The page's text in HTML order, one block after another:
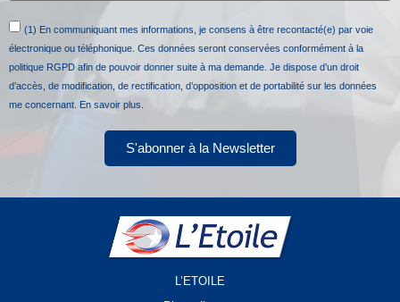
(1) En communiquant mes informations, je consens à être recontacté(e) par voie
électronique ou téléphonique. Ces données seront conservées conformément à la
politique RGPD afin de pouvoir donner suite à ma demande. Je dispose d’un droit
d’accès, de modification, de rectification, d’opposition et de portabilité sur les données
me concernant. En savoir plus.
S'abonner à la Newsletter
L’ETOILE